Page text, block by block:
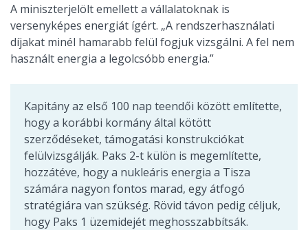
A miniszterjelölt emellett a vállalatoknak is
versenyképes energiát ígért. „A rendszerhasználati
díjakat minél hamarabb felül fogjuk vizsgálni. A fel nem
használt energia a legolcsóbb energia.”
Kapitány az első 100 nap teendői között említette,
hogy a korábbi kormány által kötött
szerződéseket, támogatási konstrukciókat
felülvizsgálják. Paks 2-t külön is megemlítette,
hozzátéve, hogy a nukleáris energia a Tisza
számára nagyon fontos marad, egy átfogó
stratégiára van szükség. Rövid távon pedig céljuk,
hogy Paks 1 üzemidejét meghosszabbítsák.